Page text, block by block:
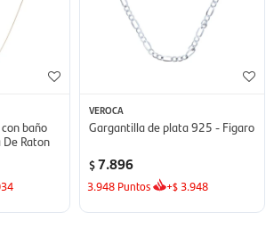
baño
Raton
VEROCA
Gargantilla de plata 925 - Figaro
$7.896
3.948 Puntos +$ 3.948